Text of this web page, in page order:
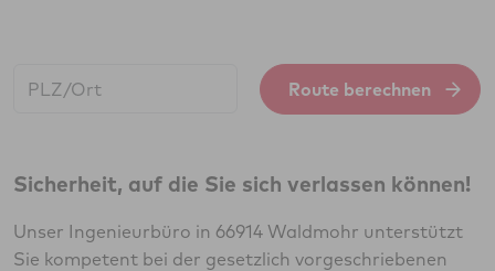
Route berechnen
Sicherheit, auf die Sie sich verlassen können!
Unser Ingenieurbüro in 66914 Waldmohr unterstützt
Sie kompetent bei der gesetzlich vorgeschriebenen